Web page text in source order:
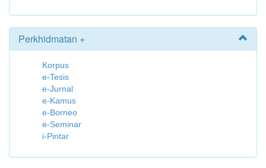
Perkhidmatan +
Korpus
e-Tesis
e-Jurnal
e-Kamus
e-Borneo
e-Seminar
i-Pintar